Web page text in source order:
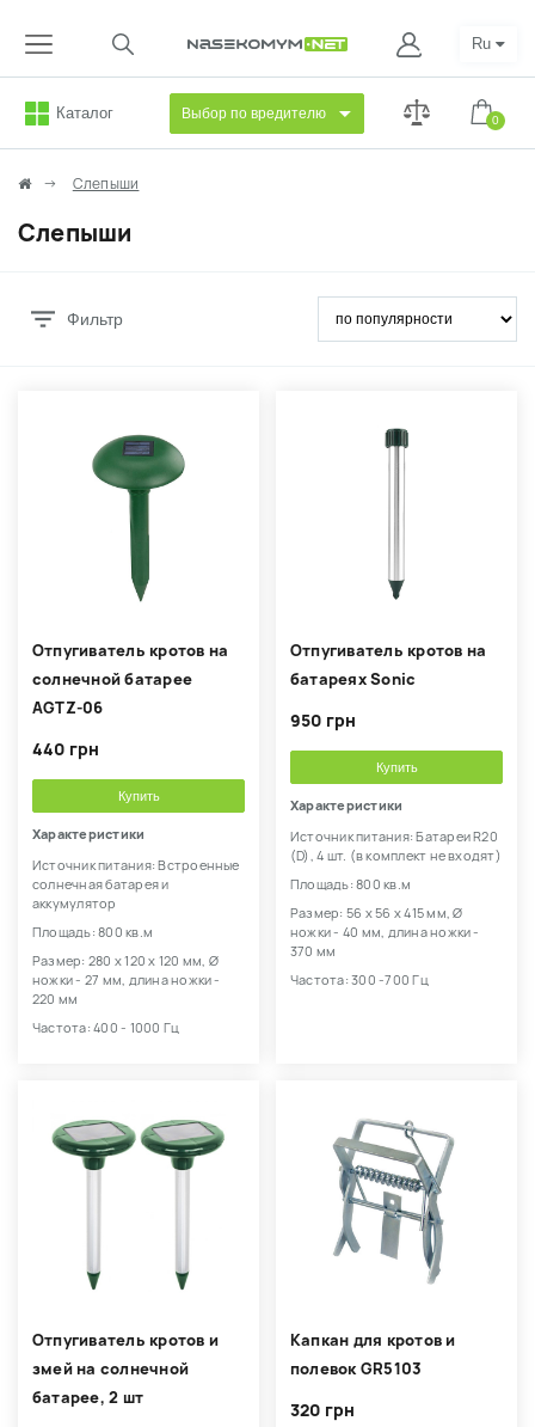
Каталог Выбор по вредителю 0
Ru
Слепыши
Слепыши
Фильтр
Отпугиватель кротов на
солнечной батарее
AGTZ-06
440 грн
Купить
Характеристики
Источник питания: Встроенные
солнечная батарея и
аккумулятор
Площадь: 800 кв.м
Размер: 280 х 120 х 120 мм, Ø
ножки - 27 мм, длина ножки -
220 мм
Частота: 400 - 1000 Гц
Отпугиватель кротов на
батареях Sonic
950 грн
Купить
Характеристики
Источник питания: Батареи R20
(D), 4 шт. (в комплект не входят)
Площадь: 800 кв.м
Размер: 56 х 56 х 415 мм, Ø
ножки - 40 мм, длина ножки -
370 мм
Частота: 300 -700 Гц
Отпугиватель кротов и
змей на солнечной
батарее, 2 шт
Капкан для кротов и
полевок GR5103
320 грн